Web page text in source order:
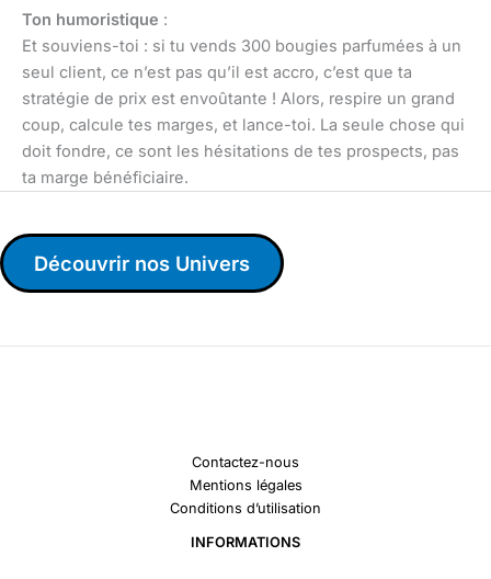
Ton humoristique :
Et souviens-toi : si tu vends 300 bougies parfumées à un
seul client, ce n’est pas qu’il est accro, c’est que ta
stratégie de prix est envoûtante ! Alors, respire un grand
coup, calcule tes marges, et lance-toi. La seule chose qui
doit fondre, ce sont les hésitations de tes prospects, pas
ta marge bénéficiaire.
Découvrir nos Univers
Contactez-nous
Mentions légales
Conditions d’utilisation
INFORMATIONS